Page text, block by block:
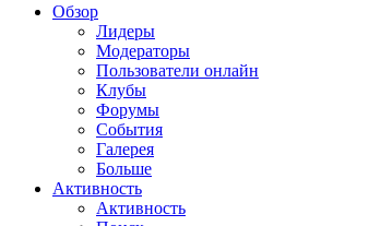
Обзор
Лидеры
Модераторы
Пользователи онлайн
Клубы
Форумы
События
Галерея
Больше
Активность
Активность